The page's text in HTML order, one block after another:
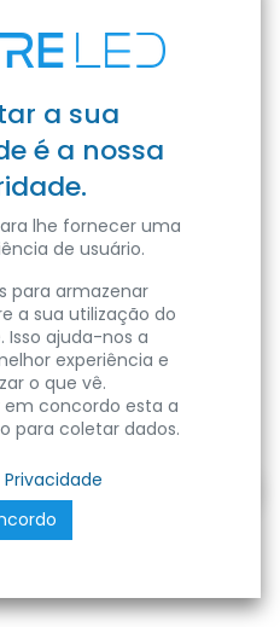
Alumínio Canto
a sua
é a nossa
lhe fornecer uma
de usuário.
para armazenar
a sua utilização do
Isso ajuda-nos a
experiência e
o que vê.
concordo esta a
para coletar dados.